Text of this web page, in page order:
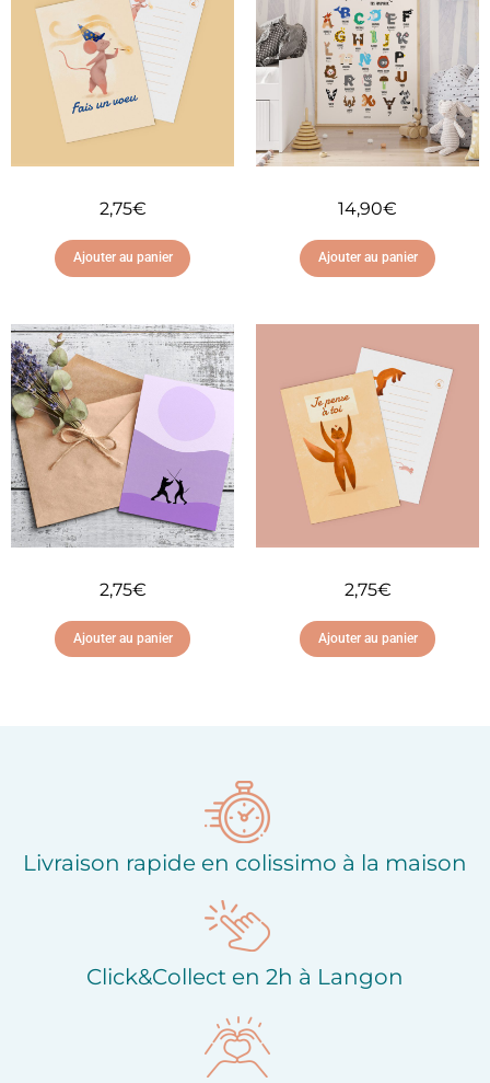
2,75€
Ajouter au panier
Ajouter à ma liste
d'envies
14,90€
Ajouter au panier
Ajouter à ma liste
d'envies
2,75€
Ajouter au panier
2,75€
Ajouter au panier
Livraison rapide en colissimo à la maison
Click&Collect en 2h à Langon